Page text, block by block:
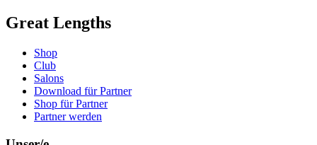
Great Lengths
Shop
Club
Salons
Download für Partner
Shop für Partner
Partner werden